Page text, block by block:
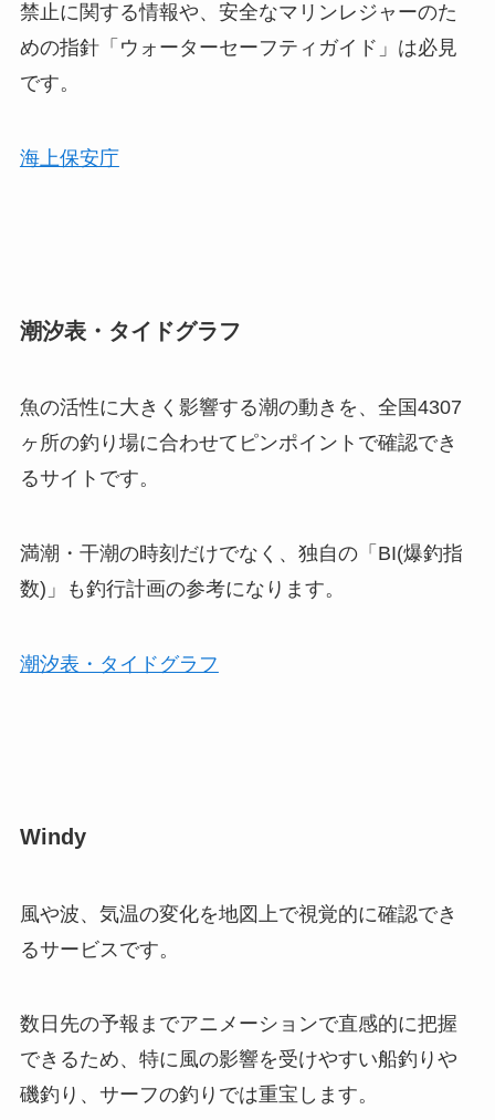
禁止に関する情報や、安全なマリンレジャーのた
めの指針「ウォーターセーフティガイド」は必見
です。
海上保安庁
潮汐表・タイドグラフ
魚の活性に大きく影響する潮の動きを、全国4307
ヶ所の釣り場に合わせてピンポイントで確認でき
るサイトです。
満潮・干潮の時刻だけでなく、独自の「BI(爆釣指
数)」も釣行計画の参考になります。
潮汐表・タイドグラフ
Windy
風や波、気温の変化を地図上で視覚的に確認でき
るサービスです。
数日先の予報までアニメーションで直感的に把握
できるため、特に風の影響を受けやすい船釣りや
磯釣り、サーフの釣りでは重宝します。